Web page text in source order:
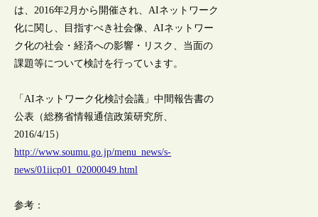
は、2016年2月から開催され、AIネットワーク
化に関し、目指すべき社会像、AIネットワー
ク化の社会・経済への影響・リスク、当面の
課題等について検討を行っています。
「AIネットワーク化検討会議」中間報告書の
公表（総務省情報通信政策研究所、
2016/4/15）
http://www.soumu.go.jp/menu_news/s-
news/01iicp01_02000049.html
参考：